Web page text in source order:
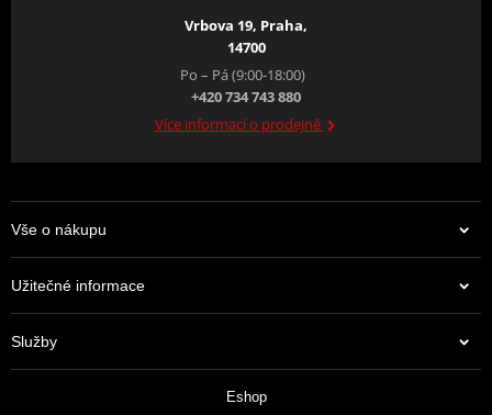
Vrbova 19, Praha,
14700
Po – Pá (9:00-18:00)
+420 734 743 880
Více informací o prodejně
Vše o nákupu
Užitečné informace
Služby
Eshop